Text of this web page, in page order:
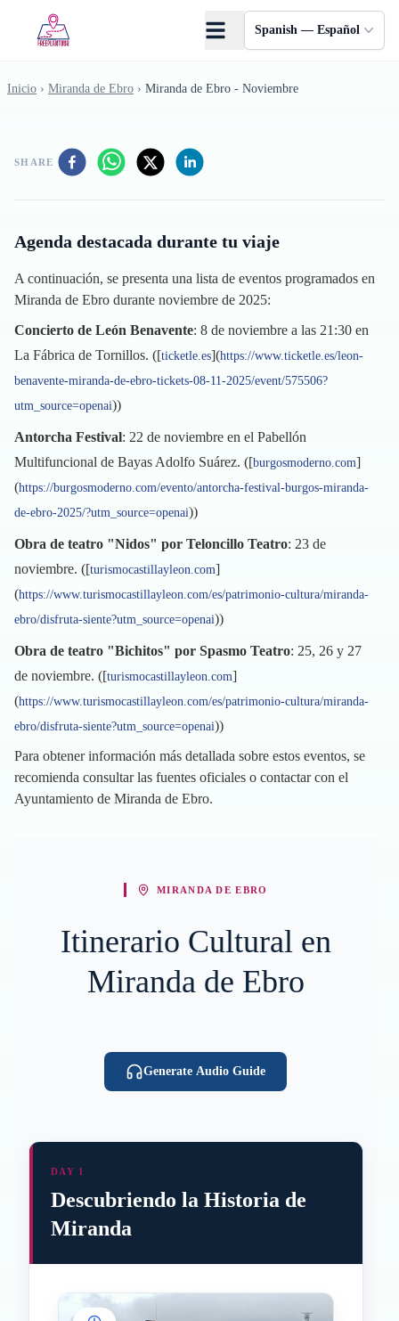
Spanish — Español
Inicio › Miranda de Ebro › Miranda de Ebro - Noviembre
SHARE
Agenda destacada durante tu viaje
A continuación, se presenta una lista de eventos programados en
Miranda de Ebro durante noviembre de 2025:
Concierto de León Benavente: 8 de noviembre a las 21:30 en
La Fábrica de Tornillos. ([ticketle.es](https://www.ticketle.es/leon-
benavente-miranda-de-ebro-tickets-08-11-2025/event/575506?
utm_source=openai))
Antorcha Festival: 22 de noviembre en el Pabellón
Multifuncional de Bayas Adolfo Suárez. ([burgosmoderno.com]
(https://burgosmoderno.com/evento/antorcha-festival-burgos-miranda-
de-ebro-2025/?utm_source=openai))
Obra de teatro "Nidos" por Teloncillo Teatro: 23 de
noviembre. ([turismocastillayleon.com]
(https://www.turismocastillayleon.com/es/patrimonio-cultura/miranda-
ebro/disfruta-siente?utm_source=openai))
Obra de teatro "Bichitos" por Spasmo Teatro: 25, 26 y 27
de noviembre. ([turismocastillayleon.com]
(https://www.turismocastillayleon.com/es/patrimonio-cultura/miranda-
ebro/disfruta-siente?utm_source=openai))
Para obtener información más detallada sobre estos eventos, se
recomienda consultar las fuentes oficiales o contactar con el
Ayuntamiento de Miranda de Ebro.
MIRANDA DE EBRO
Itinerario Cultural en
Miranda de Ebro
Generate Audio Guide
DAY 1
Descubriendo la Historia de
Miranda